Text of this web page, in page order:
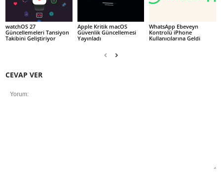
watchOS 27
Güncellemeleri Tansiyon
Takibini Geliştiriyor
Apple Kritik macOS
Güvenlik Güncellemesi
Yayınladı
WhatsApp Ebeveyn
Kontrolü iPhone
Kullanıcılarına Geldi
CEVAP VER